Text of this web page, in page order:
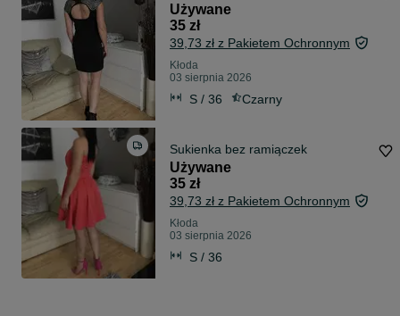
Używane
35 zł
39,73 zł z Pakietem Ochronnym
Kłoda
03 sierpnia 2026
S / 36 Czarny
Sukienka bez ramiączek
Używane
35 zł
39,73 zł z Pakietem Ochronnym
Kłoda
03 sierpnia 2026
S / 36